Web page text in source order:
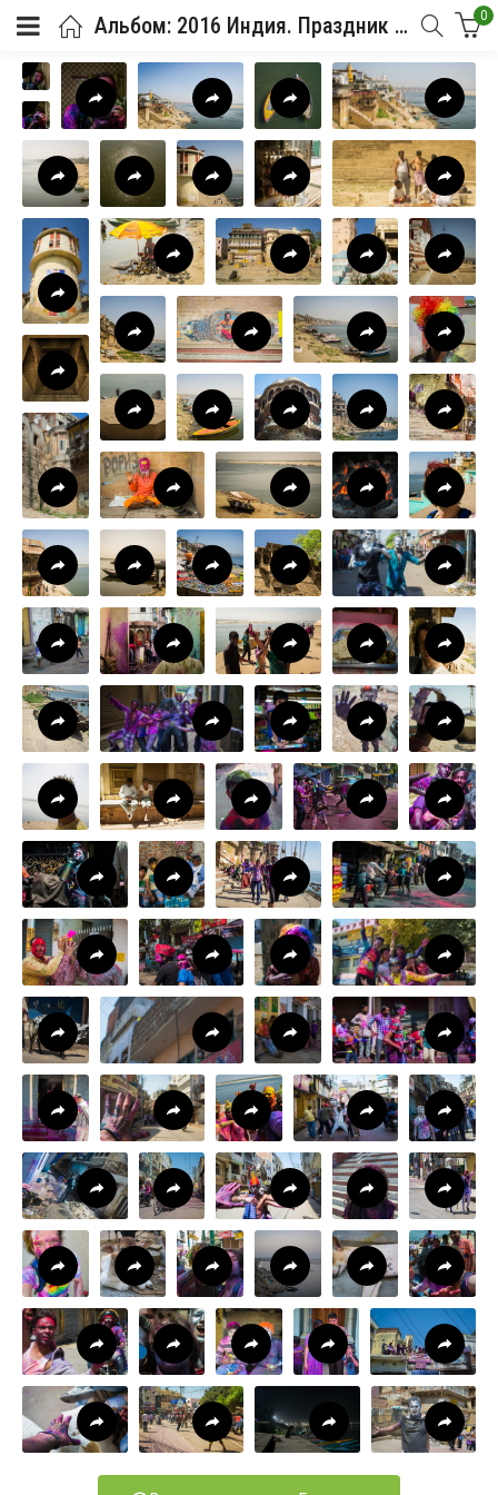
Альбом: 2016 Индия. Праздник Холи в Варанаси 0